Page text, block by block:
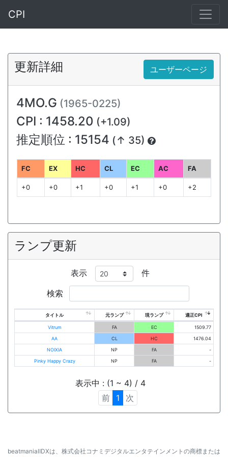
CPI
更新詳細 ユーザーページ
4MO.G (1965-0225)
CPI : 1458.20 (+1.09)
推定順位 : 15154 (↑ 35)
FC EX HC CL EC AC FA
+0 +0 +1 +0 +1 +0 +2
ランプ更新
表示 件
検索
タイトル 元ランプ 現ランプ 適正CPI
Vitrum FA EC
1509.77
AA
CL HC
1476.04
NOIXIA
NP FA
-
Pinky Happy Crazy
NP FA -
表示中 : (1 ~ 4) / 4
前
1 次
beatmaniaⅡDXは、株式会社コナミデジタルエンタテインメントの商標または